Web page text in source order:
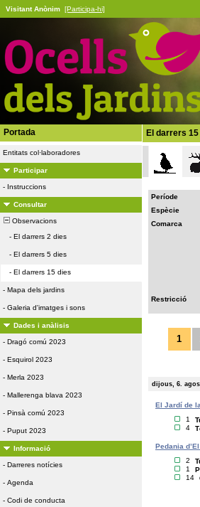
Visitant Anònim [Participa-hi]
Portada
Entitats col·laboradores
Participar
- Instruccions
Consultar
Observacions
- El darrers 2 dies
- El darrers 5 dies
- El darrers 15 dies
- Mapa dels jardins
- Galeria d'imatges i sons
Dades i anàlisis
- Dragó comú 2023
- Esquirol 2023
- Merla 2023
- Mallerenga blava 2023
- Pinsà comú 2023
- Puput 2023
Informació
- Darreres notícies
- Agenda
- Codi de conducta
El darrers
Període
Espècie
Comarca
Restricció
1
dijous, 6.
El Jardí de
1
4
Pedania
2
1
14